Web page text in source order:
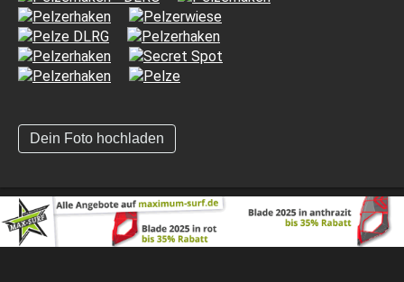
Dein Foto hochladen